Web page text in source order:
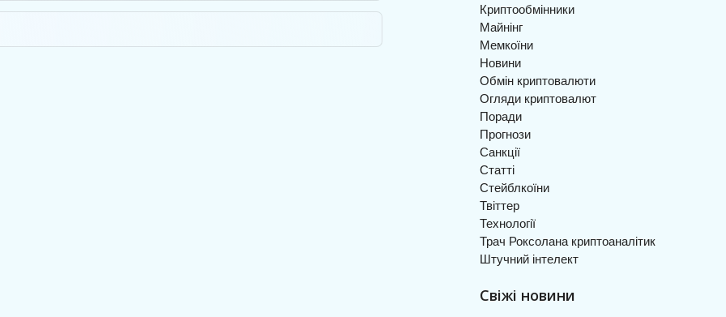
Криптообмінники
Майнінг
Мемкоїни
Новини
Обмін криптовалюти
Огляди криптовалют
Поради
Прогнози
Санкції
Статті
Стейблкоїни
Твіттер
Технології
Трач Роксолана криптоаналітик
Штучний інтелект
Свіжі новини